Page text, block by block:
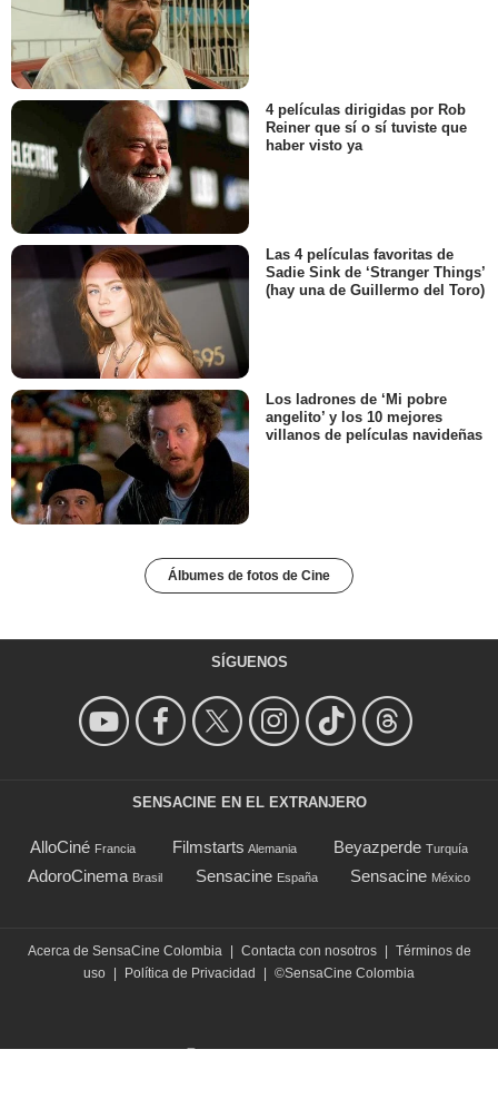
4 películas dirigidas por Rob
Reiner que sí o sí tuviste que
haber visto ya
Las 4 películas favoritas de
Sadie Sink de ‘Stranger Things’
(hay una de Guillermo del Toro)
Los ladrones de ‘Mi pobre
angelito’ y los 10 mejores
villanos de películas navideñas
Álbumes de fotos de Cine
SÍGUENOS
SENSACINE EN EL EXTRANJERO
AlloCiné Francia Filmstarts Alemania Beyazperde Turquía
AdoroCinema Brasil Sensacine España Sensacine México
Acerca de SensaCine Colombia | Contacta con nosotros | Términos de
uso | Política de Privacidad | ©SensaCine Colombia